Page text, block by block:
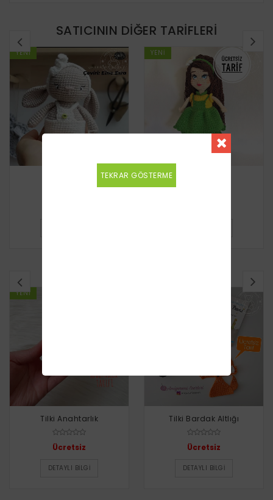
SATICININ DIĞER TARIFLERI
YENI YENI
YENI
Tilki Anahtarlık
Ücretsiz
DETAYLI BILGI
Tilki Bardak Altlığı
Ücretsiz
DETAYLI BILGI
TEKRAR GÖSTERME